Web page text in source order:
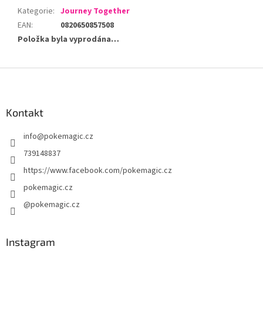
Kategorie: Journey Together
EAN:
0820650857508
Položka byla vyprodána…
Kontakt
info@pokemagic.cz
739148837
https://www.facebook.com/pokemagic.cz
pokemagic.cz
@pokemagic.cz
Instagram